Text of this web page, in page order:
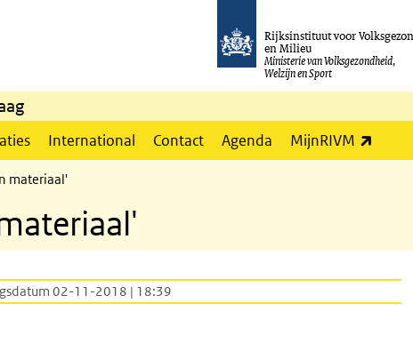
Rijksinstituut voor
en Milieu
Ministerie van Volksgezondheid,
Welzijn en Sport
International Contact Agenda MijnRIVM
materiaal'
02-11-2018 | 18:39